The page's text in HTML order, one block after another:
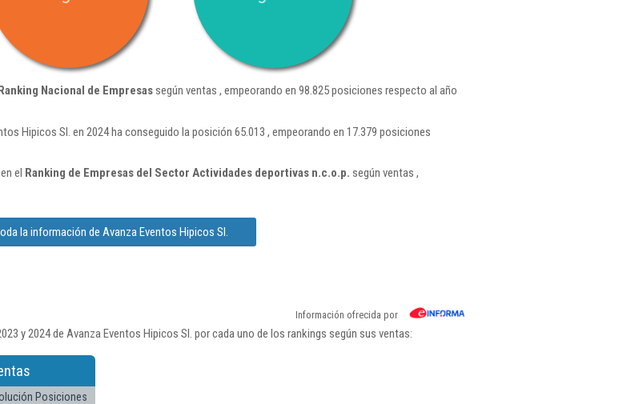
Nacional de Empresassegún ventas , empeorando en 98.825 posiciones respecto al año
Hipicos Sl. en 2024 ha conseguido la posición 65.013 , empeorando en 17.379 posiciones
el Ranking de Empresas del Sector Actividades deportivas n.c.o.p. según ventas ,
la información de Avanza Eventos Hipicos Sl.
Información ofrecida por
y 2024 de Avanza Eventos Hipicos Sl. por cada uno de los rankings según sus ventas:
Posiciones